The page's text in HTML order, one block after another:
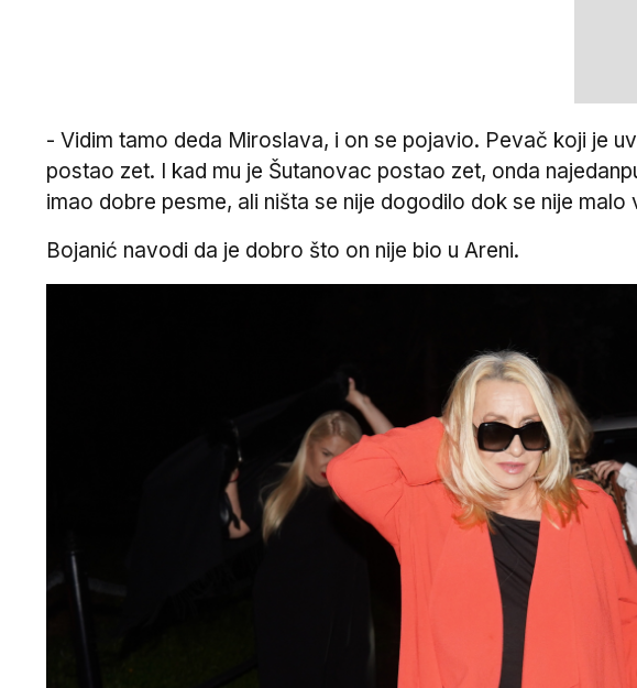
- Vidim tamo deda Miroslava, i on se pojavio. Pevač koji je
postao zet. I kad mu je Šutanovac postao zet, onda
imao dobre pesme, ali ništa se nije dogodilo dok se nije malo
Bojanić navodi da je dobro što on nije bio u Areni.